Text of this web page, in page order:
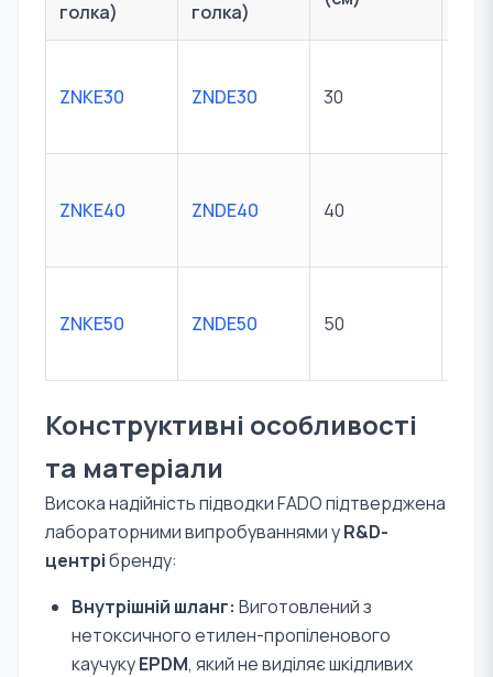
голка) голка)
ZNKE30 ZNDE30 30
ZNKE40 ZNDE40 40
ZNKE50 ZNDE50 50
Конструктивні особливості
та матеріали
Висока надійність підводки FADO підтверджена
лабораторними випробуваннями уR&D-
центрібренду:
Внутрішній шланг: Виготовлений з
нетоксичного етилен-пропіленового
каучукуEPDM, який не виділяє шкідливих